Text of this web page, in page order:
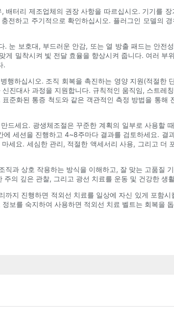
터리 제조업체의 권장 사항을 따르십시오. 기기를
전하고 주기적으로 확인하십시오. 플러그인 모델의
눈 보호대, 부드러운 안감, 또는 열 방출 패드는 안
게 밀착시켜 빛 전달 효율을 향상시켜 줍니다. 여러
.
행하십시오. 조직 회복을 촉진하는 영양 지원(적절
진대사 과정을 지원합니다. 규칙적인 움직임, 스트
준화된 통증 척도와 같은 객관적인 측정 방법을 통
드세요. 광생체조절은 꾸준한 계획의 일부로 사용할
세션을 진행하고 4~8주마다 결과를 검토하세요.
세요. 세심한 관리, 적절한 액세서리 사용, 그리고
과 상호 작용하는 방식을 이해하고, 잘 맞는 고품질
의 깊은 관찰, 그리고 광선 치료를 운동 및 건강한 생
지 진행하면 적외선 치료를 일상에 자신 있게 포함
보를 숙지하여 사용하면 적외선 치료 벨트는 회복을